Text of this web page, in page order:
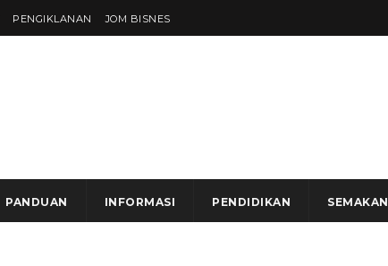
PENGIKLANAN JOM BISNES
PANDUAN INFORMASI PENDIDIKAN SEMAKAN